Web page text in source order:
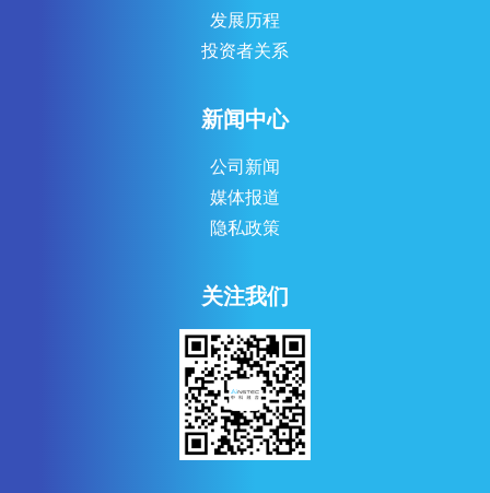
发展历程
投资者关系
新闻中心
公司新闻
媒体报道
隐私政策
关注我们